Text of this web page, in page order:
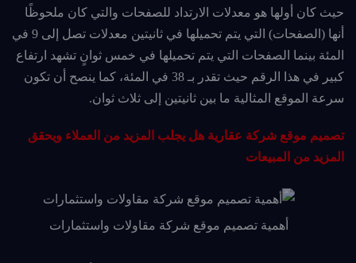
حيث كان أولها هو معدلات الارتداد للصفحات والتي كان ملحوظًا
أنها (الصفحات) التي يتم تحميلها في ثانيتين معدلات تصل إلى 9 في
المئة بينما الصفحات التي يتم تحميلها في خمس ثوانٍ تشهد ارتفاع
كبير في هذا الرقم حيث تقدر بـ 38 في المئة، كما ينصح أن تكون
سرعة الموقع المثالية ما بين ثانيتين إلى ثلاث ثوان.
تصميم موقع شركة عقارية هل يجلب المزيد من العملاء ويحقق
المزيد من المبيعات
أهمية تصميم موقع شركة مقاولات واستثمارات